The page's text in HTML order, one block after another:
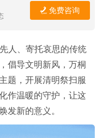
免费咨询
人、寄托哀思的传统
倡导文明新风，万桐
题，开展清明祭扫服
作温暖的守护，让这
发新的意义。